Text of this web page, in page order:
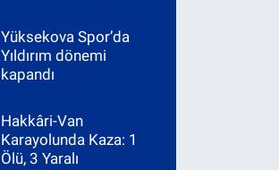
Yüksekova Spor’da
Yıldırım dönemi
kapandı
Hakkâri-Van
Karayolunda Kaza: 1
Ölü, 3 Yaralı